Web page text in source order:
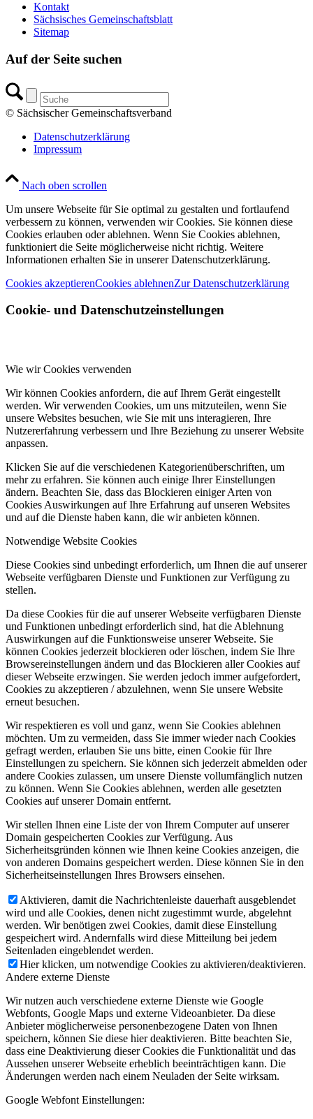
Kontakt
Sächsisches Gemeinschaftsblatt
Sitemap
Auf der Seite suchen
© Sächsischer Gemeinschaftsverband
Datenschutzerklärung
Impressum
Nach oben scrollen
Um unsere Webseite für Sie optimal zu gestalten und fortlaufend
verbessern zu können, verwenden wir Cookies. Sie können diese
Cookies erlauben oder ablehnen. Wenn Sie Cookies ablehnen,
funktioniert die Seite möglicherweise nicht richtig. Weitere
Informationen erhalten Sie in unserer Datenschutzerklärung.
Cookies akzeptierenCookies ablehnenZur Datenschutzerklärung
Cookie- und Datenschutzeinstellungen
Wie wir Cookies verwenden
Wir können Cookies anfordern, die auf Ihrem Gerät eingestellt
werden. Wir verwenden Cookies, um uns mitzuteilen, wenn Sie
unsere Websites besuchen, wie Sie mit uns interagieren, Ihre
Nutzererfahrung verbessern und Ihre Beziehung zu unserer Website
anpassen.
Klicken Sie auf die verschiedenen Kategorienüberschriften, um
mehr zu erfahren. Sie können auch einige Ihrer Einstellungen
ändern. Beachten Sie, dass das Blockieren einiger Arten von
Cookies Auswirkungen auf Ihre Erfahrung auf unseren Websites
und auf die Dienste haben kann, die wir anbieten können.
Notwendige Website Cookies
Diese Cookies sind unbedingt erforderlich, um Ihnen die auf unserer
Webseite verfügbaren Dienste und Funktionen zur Verfügung zu
stellen.
Da diese Cookies für die auf unserer Webseite verfügbaren Dienste
und Funktionen unbedingt erforderlich sind, hat die Ablehnung
Auswirkungen auf die Funktionsweise unserer Webseite. Sie
können Cookies jederzeit blockieren oder löschen, indem Sie Ihre
Browsereinstellungen ändern und das Blockieren aller Cookies auf
dieser Webseite erzwingen. Sie werden jedoch immer aufgefordert,
Cookies zu akzeptieren / abzulehnen, wenn Sie unsere Website
erneut besuchen.
Wir respektieren es voll und ganz, wenn Sie Cookies ablehnen
möchten. Um zu vermeiden, dass Sie immer wieder nach Cookies
gefragt werden, erlauben Sie uns bitte, einen Cookie für Ihre
Einstellungen zu speichern. Sie können sich jederzeit abmelden oder
andere Cookies zulassen, um unsere Dienste vollumfänglich nutzen
zu können. Wenn Sie Cookies ablehnen, werden alle gesetzten
Cookies auf unserer Domain entfernt.
Wir stellen Ihnen eine Liste der von Ihrem Computer auf unserer
Domain gespeicherten Cookies zur Verfügung. Aus
Sicherheitsgründen können wie Ihnen keine Cookies anzeigen, die
von anderen Domains gespeichert werden. Diese können Sie in den
Sicherheitseinstellungen Ihres Browsers einsehen.
Aktivieren, damit die Nachrichtenleiste dauerhaft ausgeblendet
wird und alle Cookies, denen nicht zugestimmt wurde, abgelehnt
werden. Wir benötigen zwei Cookies, damit diese Einstellung
gespeichert wird. Andernfalls wird diese Mitteilung bei jedem
Seitenladen eingeblendet werden.
Hier klicken, um notwendige Cookies zu aktivieren/deaktivieren.
Andere externe Dienste
Wir nutzen auch verschiedene externe Dienste wie Google
Webfonts, Google Maps und externe Videoanbieter. Da diese
Anbieter möglicherweise personenbezogene Daten von Ihnen
speichern, können Sie diese hier deaktivieren. Bitte beachten Sie,
dass eine Deaktivierung dieser Cookies die Funktionalität und das
Aussehen unserer Webseite erheblich beeinträchtigen kann. Die
Änderungen werden nach einem Neuladen der Seite wirksam.
Google Webfont Einstellungen: